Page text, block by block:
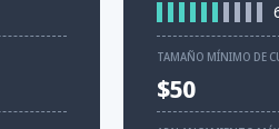
TAMAÑO MÍNIMO DE
$50